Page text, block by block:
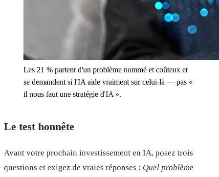
Les 21 % partent d'un problème nommé et coûteux et
se demandent si l'IA aide vraiment sur celui-là — pas «
il nous faut une stratégie d'IA ».
Le test honnête
Avant votre prochain investissement en IA, posez trois
questions et exigez de vraies réponses : Quel problème